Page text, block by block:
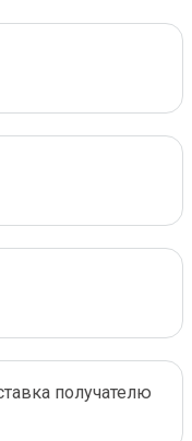
получателю